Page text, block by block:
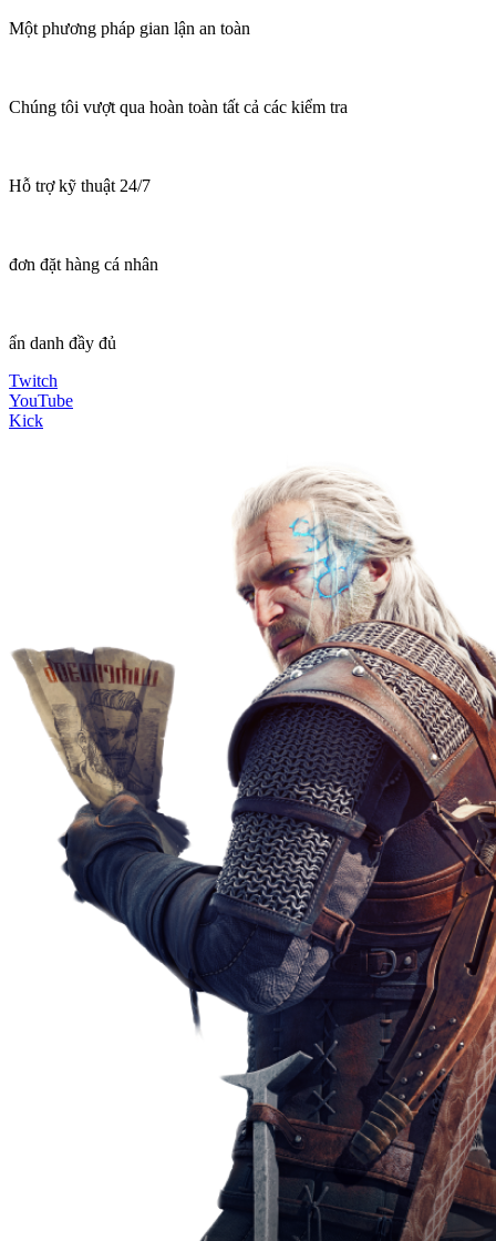
Một phương pháp gian lận an toàn
Chúng tôi vượt qua hoàn toàn tất cả các kiểm tra
Hỗ trợ kỹ thuật 24/7
đơn đặt hàng cá nhân
ẩn danh đầy đủ
Twitch
YouTube
Kick